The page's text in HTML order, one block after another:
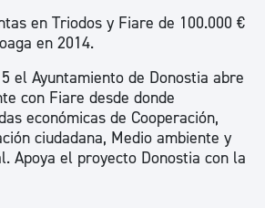
en Triodos y Fiare de 100.000 €
en 2014.
el Ayuntamiento de Donostia abre
con Fiare desde donde
económicas de Cooperación,
ciudadana, Medio ambiente y
Apoya el proyecto Donostia con la